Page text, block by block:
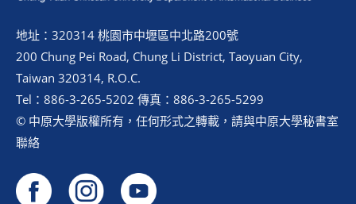
地址：320314 桃園市中壢區中北路200號
200 Chung Pei Road, Chung Li District, Taoyuan City,
Taiwan 320314, R.O.C.
Tel：886-3-265-5202 傳真：886-3-265-5299
© 中原大學版權所有，任何形式之轉載，請與中原大學秘書室
聯絡